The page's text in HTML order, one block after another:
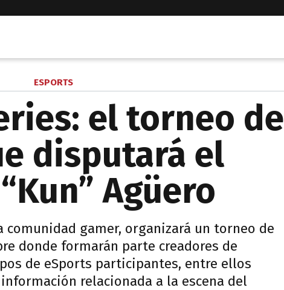
ESPORTS
el torneo de
disputará el
Agüero
comunidad gamer, organizará un torneo de
donde formarán parte creadores de
de eSports participantes, entre ellos
información relacionada a la escena del